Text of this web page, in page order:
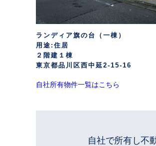
自社所有物件一覧はこちら
自社で所有し不